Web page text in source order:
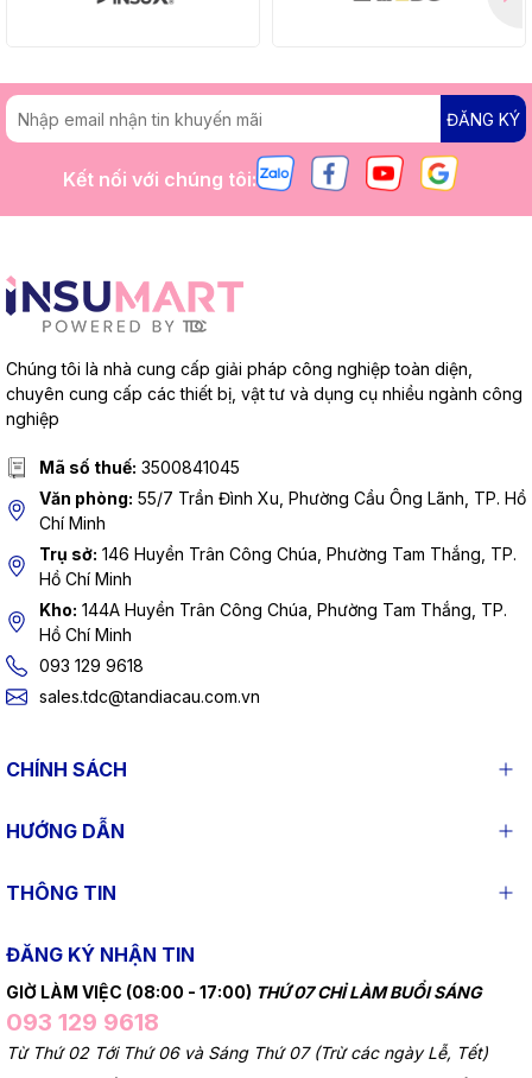
ĐĂNG KÝ
Kết nối với chúng tôi:
Chúng tôi là nhà cung cấp giải pháp công nghiệp toàn diện,
chuyên cung cấp các thiết bị, vật tư và dụng cụ nhiều ngành công
nghiệp
Mã số thuế: 3500841045
Văn phòng: 55/7 Trần Đình Xu, Phường Cầu Ông Lãnh, TP. Hồ
Chí Minh
Trụ sở: 146 Huyền Trân Công Chúa, Phường Tam Thắng, TP.
Hồ Chí Minh
Kho: 144A Huyền Trân Công Chúa, Phường Tam Thắng, TP.
Hồ Chí Minh
093 129 9618
sales.tdc@tandiacau.com.vn
CHÍNH SÁCH
HƯỚNG DẪN
THÔNG TIN
ĐĂNG KÝ NHẬN TIN
GIỜ LÀM VIỆC (08:00 - 17:00) THỨ 07 CHỈ LÀM BUỔI SÁNG
093 129 9618
Từ Thứ 02 Tới Thứ 06 và Sáng Thứ 07 (Trừ các ngày Lễ, Tết)